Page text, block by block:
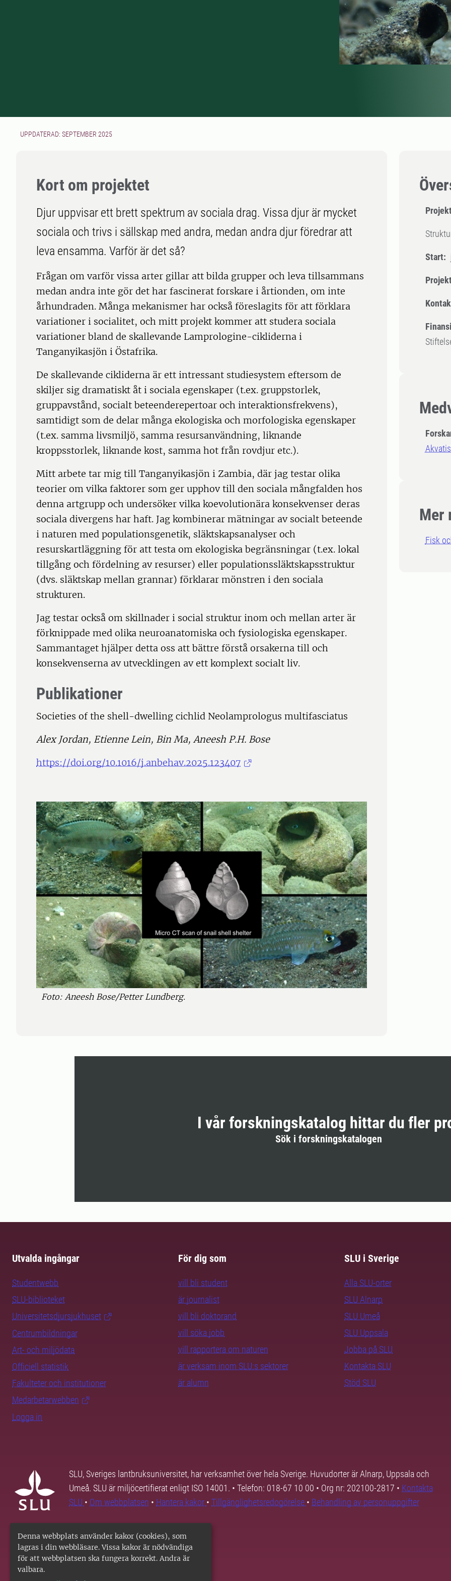
Denna webbplats använder kakor (cookies), som
lagras i din webbläsare. Vissa kakor är nödvändiga
för att webbplatsen ska fungera korrekt. Andra är
valbara.
UPPDATERAD: SEPTEMBER 2025
Start:
Mer
Fisk
Kort om projektet
Djur uppvisar ett brett spektrum av sociala drag. Vissa djur är mycket
sociala och trivs i sällskap med andra, medan andra djur föredrar att
leva ensamma. Varför är det så?
Frågan om varför vissa arter gillar att bilda grupper och leva tillsammans
medan andra inte gör det har fascinerat forskare i årtionden, om inte
århundraden. Många mekanismer har också föreslagits för att förklara
variationer i socialitet, och mitt projekt kommer att studera sociala
variationer bland de skallevande Lamprologine-cikliderna i
Tanganyikasjön i Östafrika.
De skallevande cikliderna är ett intressant studiesystem eftersom de
skiljer sig dramatiskt åt i sociala egenskaper (t.ex. gruppstorlek,
gruppavstånd, socialt beteenderepertoar och interaktionsfrekvens),
samtidigt som de delar många ekologiska och morfologiska egenskaper
(t.ex. samma livsmiljö, samma resursanvändning, liknande
kroppsstorlek, liknande kost, samma hot från rovdjur etc.).
Mitt arbete tar mig till Tanganyikasjön i Zambia, där jag testar olika
teorier om vilka faktorer som ger upphov till den sociala mångfalden hos
denna artgrupp och undersöker vilka koevolutionära konsekvenser deras
sociala divergens har haft. Jag kombinerar mätningar av socialt beteende
i naturen med populationsgenetik, släktskapsanalyser och
resurskartläggning för att testa om ekologiska begränsningar (t.ex. lokal
tillgång och fördelning av resurser) eller populationssläktskapsstruktur
(dvs. släktskap mellan grannar) förklarar mönstren i den sociala
strukturen.
Jag testar också om skillnader i social struktur inom och mellan arter är
förknippade med olika neuroanatomiska och fysiologiska egenskaper.
Sammantaget hjälper detta oss att bättre förstå orsakerna till och
konsekvenserna av utvecklingen av ett komplext socialt liv.
Publikationer
Societies of the shell-dwelling cichlid Neolamprologus multifasciatus
Alex Jordan, Etienne Lein, Bin Ma, Aneesh P.H. Bose
https://doi.org/10.1016/j.anbehav.2025.123407
Foto: Aneesh Bose/Petter Lundberg.
I vår forskningskatalog hittar du fler
Sök i forskningskatalogen
Utvalda ingångar
Studentwebb
SLU-biblioteket
Universitetsdjursjukhuset
Centrumbildningar
Art- och miljödata
Officiell statistik
Fakulteter och institutioner
Medarbetarwebben
Logga in
För dig som
vill bli student
är journalist
vill bli doktorand
vill söka jobb
vill rapportera om naturen
är verksam inom SLU:s sektorer
är alumn
SLU i Sverige
Alla SLU-orter
SLU Alnarp
SLU Umeå
SLU Uppsala
Jobba på SLU
Kontakta SLU
Stöd SLU
SLU, Sveriges lantbruksuniversitet, har verksamhet över hela Sverige. Huvudorter är Alnarp, Uppsala och
Umeå. SLU är miljöcertifierat enligt ISO 14001. • Telefon: 018-67 10 00 • Org nr: 202100-2817 • Kontakta
SLU • Om webbplatsen • Hantera kakor • Tillgänglighetsredogörelse • Behandling av personuppgifter